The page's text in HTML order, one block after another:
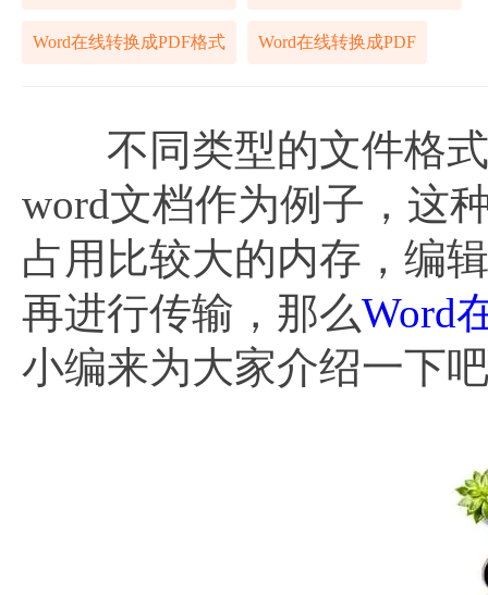
Word在线转换成PDF格式 Word在线转换成PDF
不同类型的文件格式
word文档作为例子，这
占用比较大的内存，编
再进行传输，那么Word
小编来为大家介绍一下